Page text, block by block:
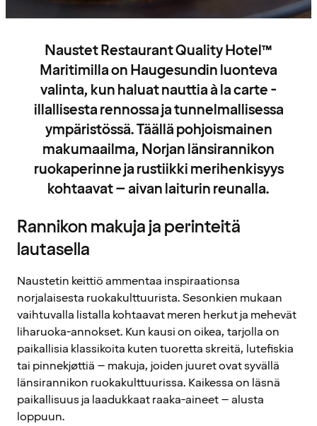
Naustet Restaurant Quality Hotel™
Maritimilla on Haugesundin luonteva
valinta, kun haluat nauttia à la carte -
illallisesta rennossa ja tunnelmallisessa
ympäristössä. Täällä pohjoismainen
makumaailma, Norjan länsirannikon
ruokaperinne ja rustiikki merihenkisyys
kohtaavat – aivan laiturin reunalla.
Rannikon makuja ja perinteitä
lautasella
Naustetin keittiö ammentaa inspiraationsa
norjalaisesta ruokakulttuurista. Sesonkien mukaan
vaihtuvalla listalla kohtaavat meren herkut ja mehevät
liharuoka-annokset. Kun kausi on oikea, tarjolla on
paikallisia klassikoita kuten tuoretta skreitä, lutefiskia
tai pinnekjøttiä – makuja, joiden juuret ovat syvällä
länsirannikon ruokakulttuurissa. Kaikessa on läsnä
paikallisuus ja laadukkaat raaka-aineet – alusta
loppuun.